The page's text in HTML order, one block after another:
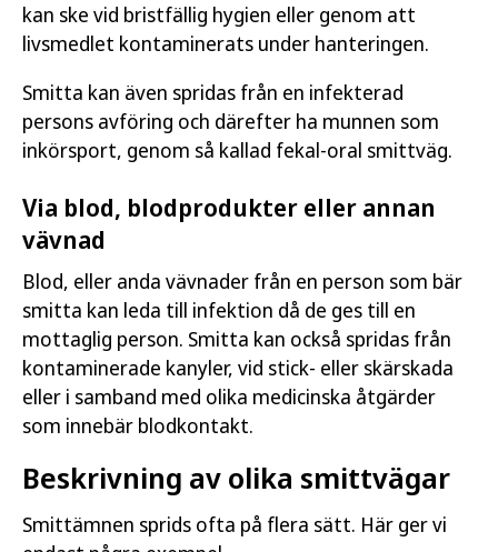
kan ske vid bristfällig hygien eller genom att
livsmedlet kontaminerats under hanteringen.
Smitta kan även spridas från en infekterad
persons avföring och därefter ha munnen som
inkörsport, genom så kallad fekal-oral smittväg.
Via blod, blodprodukter eller annan
vävnad
Blod, eller anda vävnader från en person som bär
smitta kan leda till infektion då de ges till en
mottaglig person. Smitta kan också spridas från
kontaminerade kanyler, vid stick- eller skärskada
eller i samband med olika medicinska åtgärder
som innebär blodkontakt.
Beskrivning av olika smittvägar
Smittämnen sprids ofta på flera sätt. Här ger vi